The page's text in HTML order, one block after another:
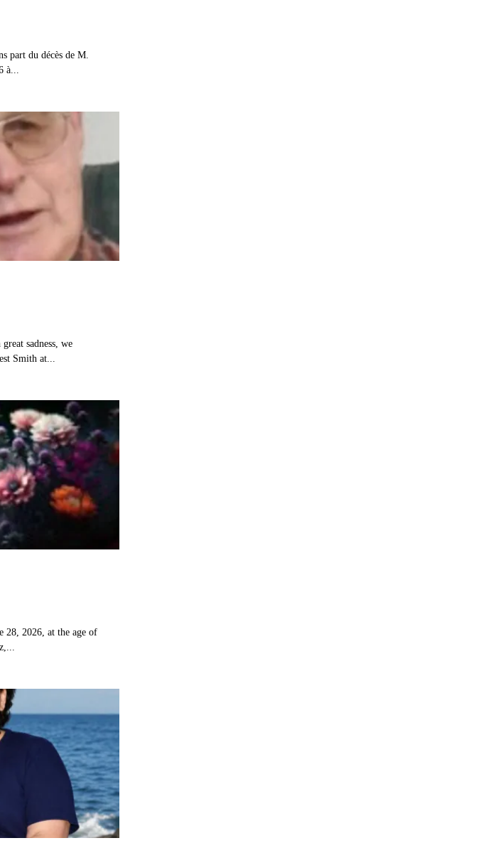
part du décès de M.
sadness, we
Smith at...
28, 2026, at the age of